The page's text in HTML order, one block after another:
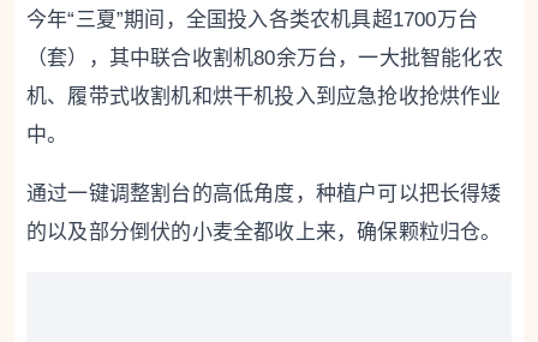
今年“三夏”期间，全国投入各类农机具超1700万台
（套），其中联合收割机80余万台，一大批智能化农
机、履带式收割机和烘干机投入到应急抢收抢烘作业
中。
通过一键调整割台的高低角度，种植户可以把长得矮
的以及部分倒伏的小麦全都收上来，确保颗粒归仓。